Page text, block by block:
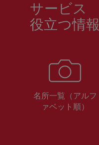
サービス
役立つ情報
名所一覧（アルフ
ァベット順）